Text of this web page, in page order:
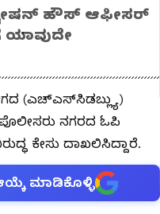
ಹೌಸ್ ಆಫೀಸರ್
ಯಾವುದೇ
(ಎಚ್‌ಎಸ್‌ಸಿಡಬ್ಲ್ಯು)
ನಗರದ ಓಪಿ
ಕೇಸು ದಾಖಲಿಸಿದ್ದಾರೆ.
ಆಯ್ಕೆ ಮಾಡಿಕೊಳ್ಳಿ